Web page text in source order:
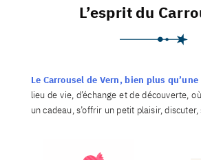
L’esprit du
Le Carrousel de Vern, bien plus
lieu de vie, d’échange et de découverte,
un cadeau, s’offrir un petit plaisir, discuter,